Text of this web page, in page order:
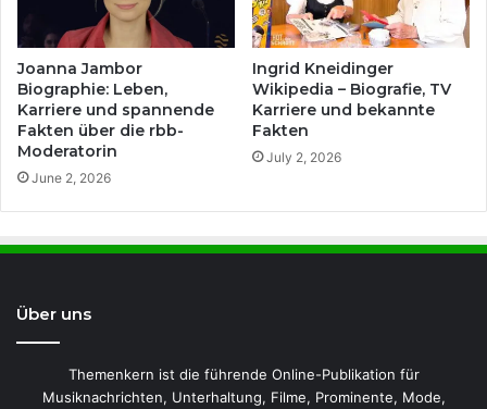
Joanna Jambor
Biographie: Leben,
Karriere und spannende
Fakten über die rbb-
Moderatorin
June 2, 2026
Ingrid Kneidinger
Wikipedia – Biografie, TV
Karriere und bekannte
Fakten
July 2, 2026
Über uns
Themenkern ist die führende Online-Publikation für
Musiknachrichten, Unterhaltung, Filme, Prominente, Mode,